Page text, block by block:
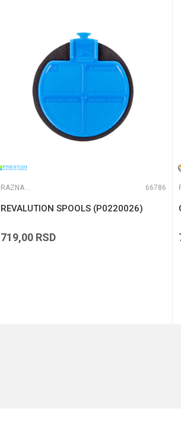
- izračunajte koliko je 6 - 1 :
RAZNA OPREMA ZA FEEDER 66786
REVALUTION SPOOLS (P0220026)
719,00 RSD